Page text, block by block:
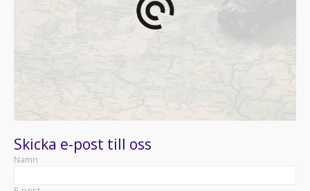
Skicka e-post till oss
Namn